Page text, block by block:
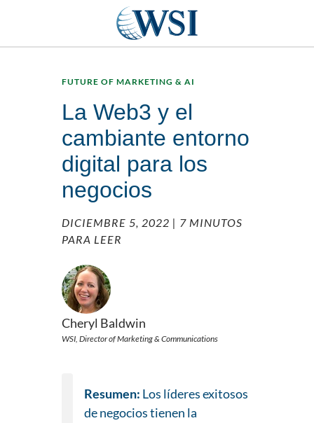
FUTURE OF MARKETING & AI
La Web3 y el
cambiante entorno
digital para los
negocios
DICIEMBRE 5, 2022 | 7 MINUTOS
PARA LEER
Cheryl Baldwin
WSI, Director of Marketing & Communications
Resumen: Los líderes exitosos
de negocios tienen la